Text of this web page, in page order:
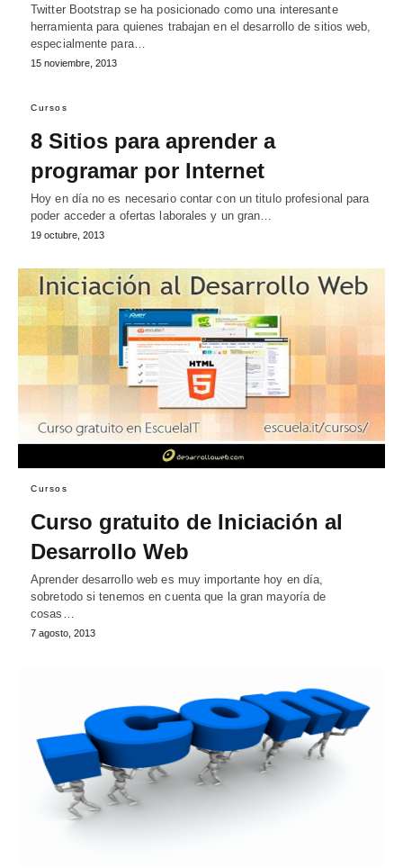
Twitter Bootstrap se ha posicionado como una interesante
herramienta para quienes trabajan en el desarrollo de sitios web,
especialmente para…
15 noviembre, 2013
Cursos
8 Sitios para aprender a
programar por Internet
Hoy en día no es necesario contar con un titulo profesional para
poder acceder a ofertas laborales y un gran…
19 octubre, 2013
Cursos
Curso gratuito de Iniciación al
Desarrollo Web
Aprender desarrollo web es muy importante hoy en día,
sobretodo si tenemos en cuenta que la gran mayoría de
cosas…
7 agosto, 2013